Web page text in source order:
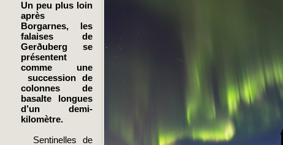
Un peu plus loin
après
Borgarnes, les
falaises de
Gerðuberg se
présentent
comme une
succession de
colonnes de
basalte longues
d’un demi-
kilomètre.